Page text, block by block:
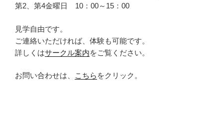
第2、第4金曜日 10：00～15：00
見学自由です。
ご連絡いただければ、体験も可能です。
詳しくはサークル案内をご覧ください。
お問い合わせは、 こちら をクリック。